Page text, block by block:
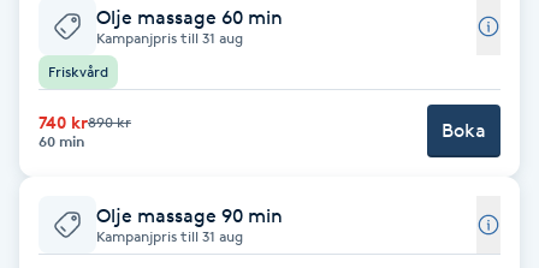
Barber
Barnklippning
BIAB
Blowout
Olje massage 60 min
Kampanjpris till 31 aug
Friskvård
740 kr890 kr
60 min
Boka
Olje massage 90 min
Kampanjpris till 31 aug